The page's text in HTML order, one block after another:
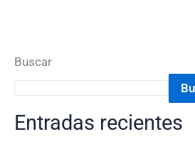
Buscar
Entradas recientes